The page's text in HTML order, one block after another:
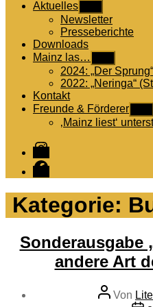
Aktuelles
anzeigen
Newsletter
Presseberichte
Downloads
Mainz las…
anzeigen
2024: „Der
2022: „Neringa“
Kontakt
Freunde & Förderer
‚Mainz liest‘
Instagram
Facebook
Kategorie:
Sonderausgabe
andere Art
Von